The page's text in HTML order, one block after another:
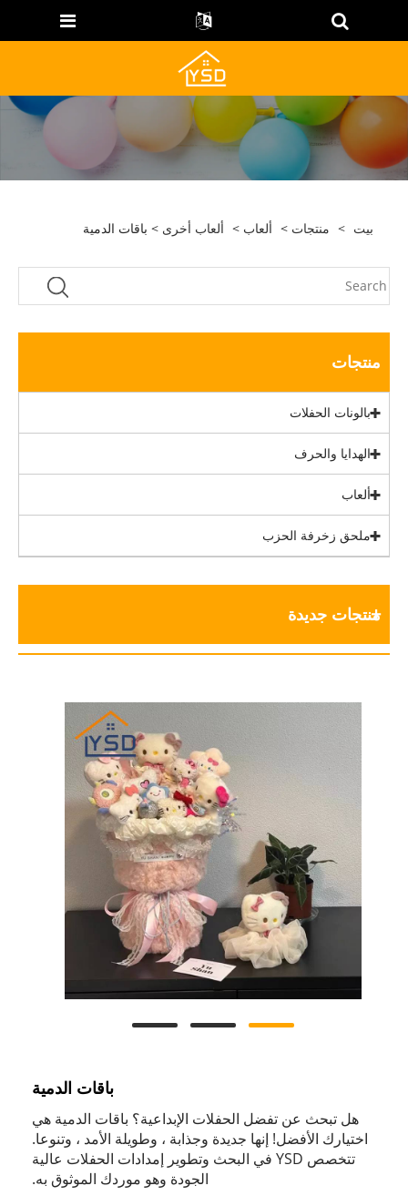
بيت > منتجات > ألعاب > ألعاب أخرى > باقات الدمية
منتجات
بالونات الحفلات
الهدايا والحرف
ألعاب
ملحق زخرفة الحزب
منتجات جديدة
باقات الدمية
هل تبحث عن تفضل الحفلات الإبداعية؟ باقات الدمية هي
اختيارك الأفضل! إنها جديدة وجذابة ، وطويلة الأمد ، وتنوعا.
تتخصص YSD في البحث وتطوير إمدادات الحفلات عالية
الجودة وهو موردك الموثوق به.